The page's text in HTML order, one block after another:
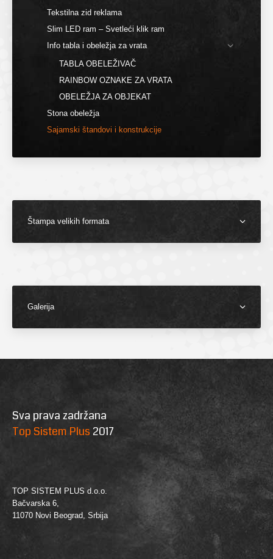
Tekstilna zid reklama
Slim LED ram – Svetleći klik ram
Info tabla i obeležja za vrata
TABLA OBELEŽIVAČ
RAINBOW OZNAKE ZA VRATA
OBELEŽJA ZA OBJEKAT
Stona obeležja
Sajamski štandovi i konstrukcije
Štampa velikih formata
Galerija
Sva prava zadržana
Top Sistem Plus 2017
TOP SISTEM PLUS d.o.o.
Bačvarska 6,
11070 Novi Beograd, Srbija